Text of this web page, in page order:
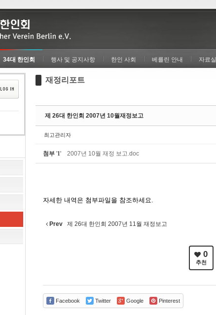
34대 한인회 행사 및 공지사항 한인 사회 베를린 안내 자료실
재정리포트
제 26대 한인회 2007년 10월재정보고
최고관리자
첨부 '1' 2007년 10월 재정 보고.doc
자세한 내역은 첨부파일을 참조하세요.
Prev 제 26대 한인회 2007년 11월 재정보고
0
추천
Facebook Twitter Google Pinterest